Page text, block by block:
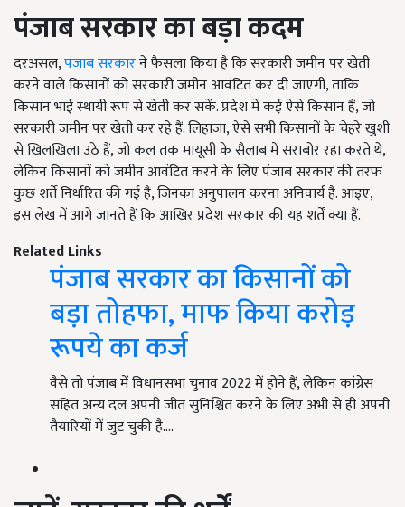
पंजाब सरकार का बड़ा कदम
दरअसल,पंजाब सरकारने फैसला किया है कि सरकारी जमीन पर खेती
करने वाले किसानों को सरकारी जमीन आवंटित कर दी जाएगी, ताकि
किसान भाई स्थायी रूप से खेती कर सकें. प्रदेश में कई ऐसे किसान हैं, जो
सरकारी जमीन पर खेती कर रहे हैं. लिहाजा, ऐसे सभी किसानों के चेहरे खुशी
से खिलखिला उठे हैं, जो कल तक मायूसी के सैलाब में सराबोर रहा करते थे,
लेकिन किसानों को जमीन आवंटित करने के लिए पंजाब सरकार की तरफ
कुछ शर्ते निर्धारित की गई है, जिनका अनुपालन करना अनिवार्य है. आइए,
इस लेख में आगे जानते हैं कि आखिर प्रदेश सरकार की यह शर्तें क्या हैं.
Related Links
पंजाब सरकार का किसानों को
बड़ा तोहफा, माफ किया करोड़
रूपये का कर्ज
वैसे तो पंजाब में विधानसभा चुनाव 2022 में होने हैं, लेकिन कांग्रेस
सहित अन्य दल अपनी जीत सुनिश्चित करने के लिए अभी से ही अपनी
तैयारियों में जुट चुकी है.…